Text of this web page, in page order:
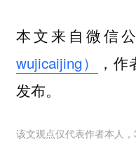
本文来自微信
wujicaijing）
，
发布。
该文观点仅代表作者本人